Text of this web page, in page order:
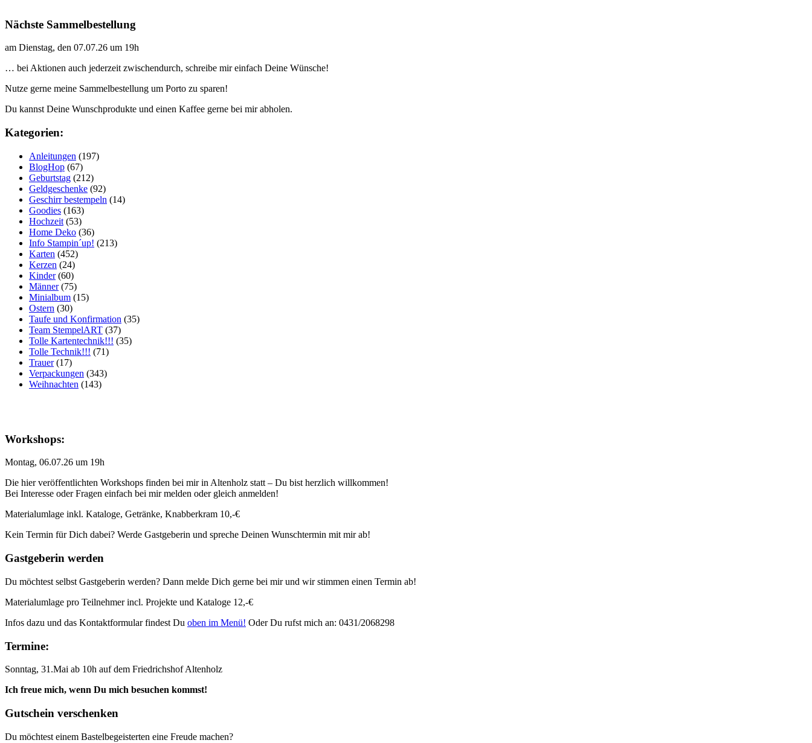
Nächste Sammelbestellung
am Dienstag, den 07.07.26 um 19h
… bei Aktionen auch jederzeit zwischendurch, schreibe mir einfach Deine Wünsche!
Nutze gerne meine Sammelbestellung um Porto zu sparen!
Du kannst Deine Wunschprodukte und einen Kaffee gerne bei mir abholen.
Kategorien:
Anleitungen (197)
BlogHop (67)
Geburtstag (212)
Geldgeschenke (92)
Geschirr bestempeln (14)
Goodies (163)
Hochzeit (53)
Home Deko (36)
Info Stampin´up! (213)
Karten (452)
Kerzen (24)
Kinder(60)
Männer(75)
Minialbum (15)
Ostern (30)
Taufe und Konfirmation (35)
Team StempelART (37)
Tolle Kartentechnik!!! (35)
Tolle Technik!!! (71)
Trauer(17)
Verpackungen (343)
Weihnachten (143)
Workshops:
Montag, 06.07.26 um 19h
Die hier veröffentlichten Workshops finden bei mir in Altenholz statt – Du bist herzlich willkommen!
Bei Interesse oder Fragen einfach bei mir melden oder gleich anmelden!
Materialumlage inkl. Kataloge, Getränke, Knabberkram 10,-€
Kein Termin für Dich dabei? Werde Gastgeberin und spreche Deinen Wunschtermin mit mir ab!
Gastgeberin werden
Du möchtest selbst Gastgeberin werden? Dann melde Dich gerne bei mir und wir stimmen einen Termin ab!
Materialumlage pro Teilnehmer incl. Projekte und Kataloge 12,-€
Infos dazu und das Kontaktformular findest Du oben im Menü! Oder Du rufst mich an: 0431/2068298
Termine:
Sonntag, 31.Mai ab 10h auf dem Friedrichshof Altenholz
Ich freue mich, wenn Du mich besuchen kommst!
Gutschein verschenken
Du möchtest einem Bastelbegeisterten eine Freude machen?